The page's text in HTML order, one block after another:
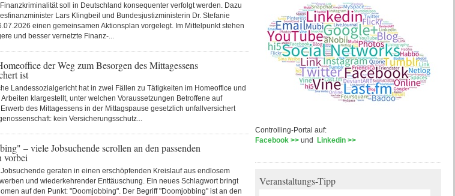
soll in Deutschland konsequenter verfolgt werden. Dazu
Lars Klingbeil und Bundesjustizministerin Dr. Stefanie
einen gemeinsamen Aktionsplan vorgelegt. Im Mittelpunkt stehen
und besser vernetzte Finanz-...
der Weg zum Besorgen des Mittagessens
ist
Landessozialgericht hat in zwei Fällen zu Tätigkeiten im Homeoffice und
klargestellt, unter welchen Voraussetzungen Betroffene auf
des Mittagessens in der Mittagspause gesetzlich unfallversichert
kein Versicherungsschutz...
– viele Jobsuchende scrollen an den passenden
vorbei
Jobsuchende geraten in einen erschöpfenden Kreislauf aus endlosem
und wiederkehrender Enttäuschung. Ein neues Schlagwort bringt
auf den Punkt: "Doomjobbing". Der Begriff "Doomjobbing" ist an den
Controlling-Portal auf:
Facebook >>und Linkedin >>
Veranstaltungs-Tipp